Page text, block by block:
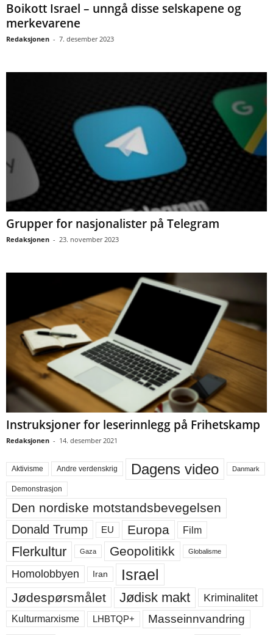
Boikott Israel – unngå disse selskapene og
merkevarene
Redaksjonen - 7. desember 2023
Grupper for nasjonalister på Telegram
Redaksjonen - 23. november 2023
Instruksjoner for leserinnlegg på Frihetskamp
Redaksjonen - 14. desember 2021
Aktivisme Andre verdenskrig Dagens video Danmark
Demonstrasjon
Den nordiske motstandsbevegelsen
Donald Trump EU Europa Film
Flerkultur Gaza Geopolitikk Globalisme
Homolobbyen Iran Israel
Jødespørsmålet Jødisk makt Kriminalitet
Kulturmarxisme LHBTQP+ Masseinnvandring